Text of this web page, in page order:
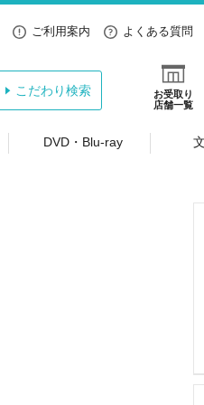
ご利用案内 よくある質問
お受取り
店舗一覧
こだわり検索
DVD・Blu-ray